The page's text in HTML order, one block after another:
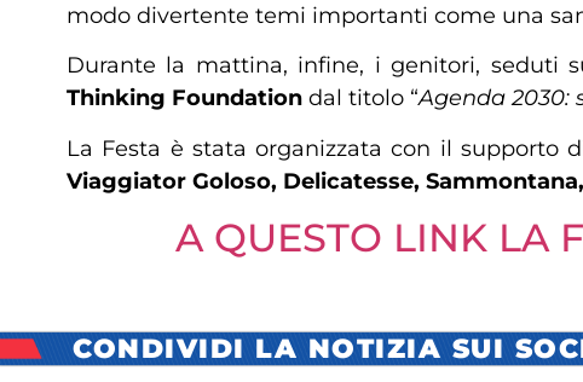
modo divertente temi importanti come una
Durante la mattina, infine, i genitori, seduti
Thinking Foundation dal titolo “Agenda 2030:
La Festa è stata organizzata con il supporto
Viaggiator Goloso, Delicatesse,
A QUESTO LINK LA
CONDIVIDI LA NOTIZIA SUI